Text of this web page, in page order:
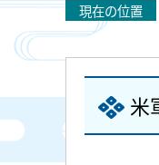
現在の位置
米